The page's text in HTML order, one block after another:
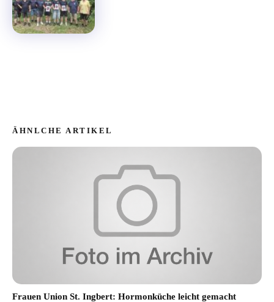
ÄHNLCHE ARTIKEL
Frauen Union St. Ingbert: Hormonküche leicht gemacht